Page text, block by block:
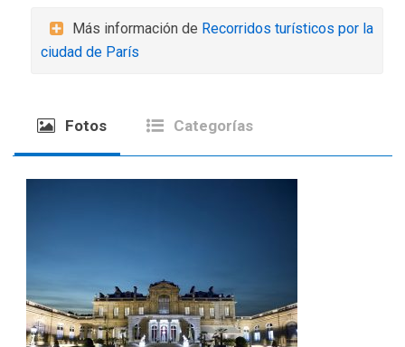
Más información de Recorridos turísticos por la
ciudad de París
Fotos Categorías